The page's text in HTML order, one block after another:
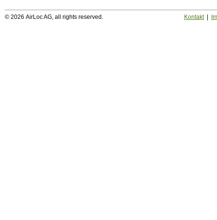
© 2026 AirLoc AG, all rights reserved. Kontakt|